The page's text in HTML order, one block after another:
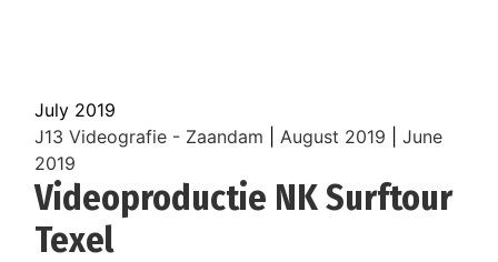
July 2019
J13 Videografie - Zaandam
August 2019 |June
2019
Videoproductie NK Surftour
Texel